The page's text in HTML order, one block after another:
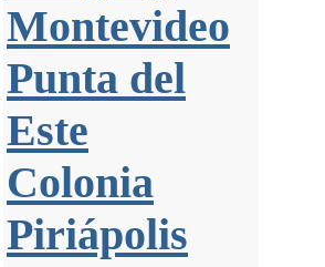
Montevideo
Punta del
Este
Colonia
Piriápolis